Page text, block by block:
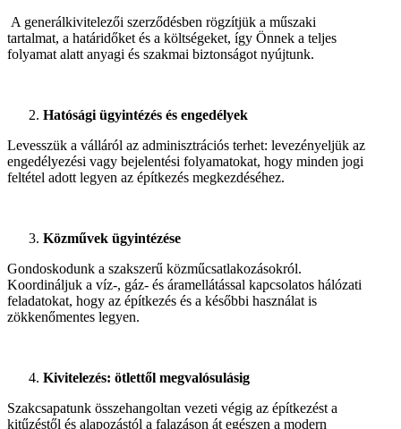
A generálkivitelezői szerződésben rögzítjük a műszaki
tartalmat, a határidőket és a költségeket, így Önnek a teljes
folyamat alatt anyagi és szakmai biztonságot nyújtunk.
Hatósági ügyintézés és engedélyek
Levesszük a válláról az adminisztrációs terhet: levezényeljük az
engedélyezési vagy bejelentési folyamatokat, hogy minden jogi
feltétel adott legyen az építkezés megkezdéséhez.
Közművek ügyintézése
Gondoskodunk a szakszerű közműcsatlakozásokról.
Koordináljuk a víz-, gáz- és áramellátással kapcsolatos hálózati
feladatokat, hogy az építkezés és a későbbi használat is
zökkenőmentes legyen.
Kivitelezés: ötlettől megvalósulásig
Szakcsapatunk összehangoltan vezeti végig az építkezést a
kitűzéstől és alapozástól a falazáson át egészen a modern